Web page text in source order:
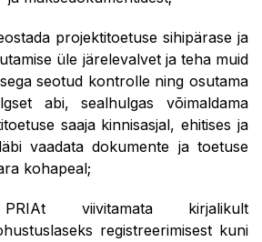
projektitoetuse sihipärase ja
üle järelevalvet ja teha muid
seotud kontrolle ning osutama
abi, sealhulgas võimaldama
saaja kinnisasjal, ehitises ja
vaadata dokumente ja toetuse
kohapeal;
viivitamata kirjalikult
registreerimisest kuni